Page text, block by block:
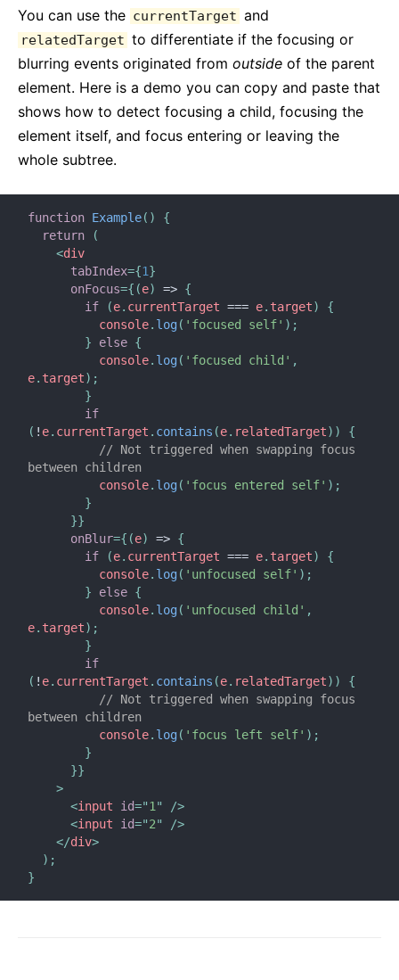
You can use the currentTarget and
relatedTarget to differentiate if the focusing or
blurring events originated from outside of the parent
element. Here is a demo you can copy and paste that
shows how to detect focusing a child, focusing the
element itself, and focus entering or leaving the
whole subtree.
function Example( )
{
return
(
<div
tabIndex={1}
onFocus={ (e) => {
if
(e. currentTarget === e. target)
{
          console
. log( 'focused self' ) ;
}
else {
          console
. log( 'focused child' ,
e. target) ;
}
if
( ! e. currentTarget . contains (e. relatedTarget) )
{
// Not triggered when swapping focus
between children
          console
. log( 'focus entered self' ) ;
}
}}
onBlur={ (e) => {
if
(e. currentTarget === e. target)
{
          console
. log( 'unfocused self' ) ;
}
else {
          console
. log( 'unfocused child' ,
e. target) ;
}
if
( ! e. currentTarget . contains (e. relatedTarget) )
{
// Not triggered when swapping focus
between children
          console
. log( 'focus left self' ) ;
}
}}
>
<input id="1 "
/>
<input id="2"
/>
</div>
) ;
}